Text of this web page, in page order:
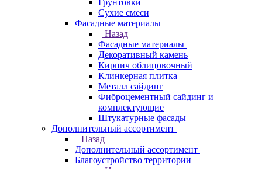
Грунтовки
Сухие смеси
Фасадные материалы
Назад
Фасадные материалы
Декоративный камень
Кирпич облицовочный
Клинкерная плитка
Металл сайдинг
Фиброцементный сайдинг и
комплектующие
Штукатурные фасады
Дополнительный ассортимент
Назад
Дополнительный ассортимент
Благоустройство территории